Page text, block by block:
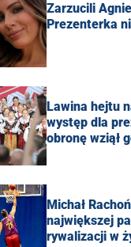
Zarzucili
Prezenterka
Lawina hejtu
występ dla
obronę wziął
Michał
największej
rywalizacji w